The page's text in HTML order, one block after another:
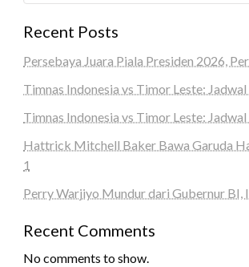
Recent Posts
Persebaya Juara Piala Presiden 2026,
Timnas Indonesia vs Timor Leste:
Timnas Indonesia vs Timor Leste:
Hattrick Mitchell Baker Bawa Garuda
1
Perry Warjiyo Mundur dari Gubernur BI,
Recent Comments
No comments to show.